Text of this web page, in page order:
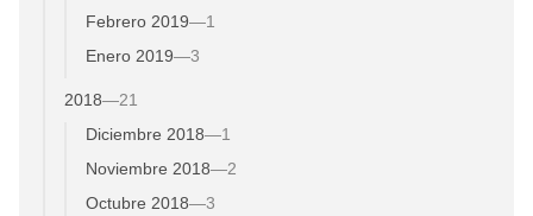
Febrero 2019—1
Enero 2019—3
2018—21
Diciembre 2018—1
Noviembre 2018—2
Octubre 2018—3